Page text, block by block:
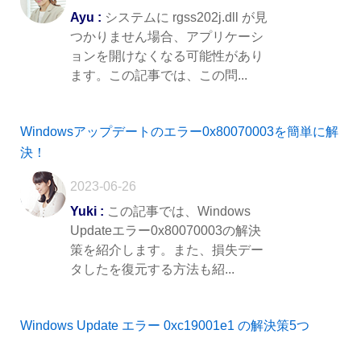
Ayu : システムに rgss202j.dll が見
つかりません場合、アプリケーシ
ョンを開けなくなる可能性があり
ます。この記事では、この問...
Windowsアップデートのエラー0x80070003を簡単に解
決！
2023-06-26
Yuki : この記事では、Windows
Updateエラー0x80070003の解決
策を紹介します。また、損失デー
タしたを復元する方法も紹...
Windows Update エラー 0xc19001e1 の解決策5つ